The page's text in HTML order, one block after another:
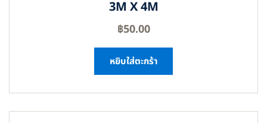
3M X 4M
฿50.00
หยิบใส่ตะกร้า